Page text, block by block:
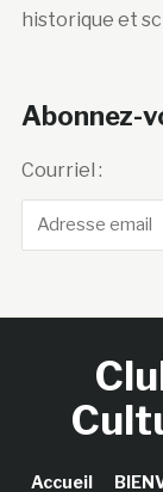
historique et
Abonnez-
Courriel :
Accueil